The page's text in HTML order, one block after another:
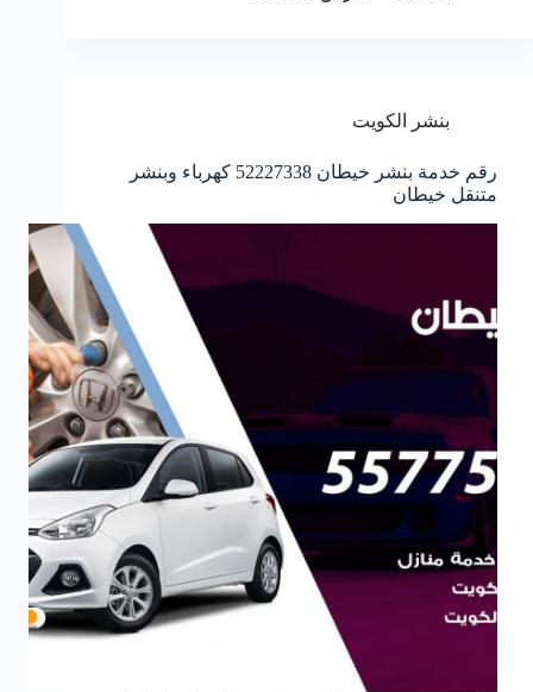
بنشر الكويت
رقم خدمة بنشر خيطان 52227338 كهرباء وبنشر
متنقل خيطان